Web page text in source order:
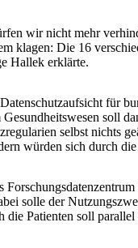
wir nicht mehr
klagen: Die 16
Hallek erklärte.
für
soll
selbst nichts
würden sich durch
solle der
Patienten soll